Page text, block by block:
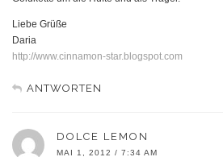
Liebe Grüße
Daria
http://www.cinnamon-star.blogspot.com
ANTWORTEN
DOLCE LEMON
MAI 1, 2012 / 7:34 AM